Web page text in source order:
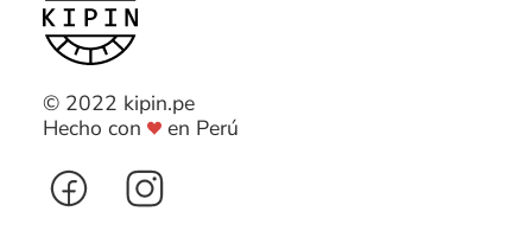
© 2022 kipin.pe
Hecho con
en Perú